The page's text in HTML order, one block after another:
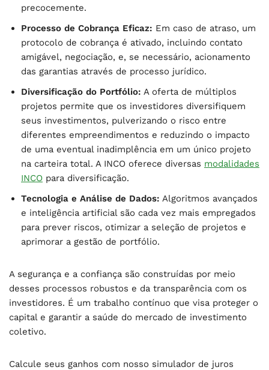
precocemente.
Processo de Cobrança Eficaz: Em caso de atraso, um
protocolo de cobrança é ativado, incluindo contato
amigável, negociação, e, se necessário, acionamento
das garantias através de processo jurídico.
Diversificação do Portfólio: A oferta de múltiplos
projetos permite que os investidores diversifiquem
seus investimentos, pulverizando o risco entre
diferentes empreendimentos e reduzindo o impacto
de uma eventual inadimplência em um único projeto
na carteira total. A INCO oferece diversas modalidades
INCO para diversificação.
Tecnologia e Análise de Dados: Algoritmos avançados
e inteligência artificial são cada vez mais empregados
para prever riscos, otimizar a seleção de projetos e
aprimorar a gestão de portfólio.
A segurança e a confiança são construídas por meio
desses processos robustos e da transparência com os
investidores. É um trabalho contínuo que visa proteger o
capital e garantir a saúde do mercado de investimento
coletivo.
Calcule seus ganhos com nosso simulador de juros